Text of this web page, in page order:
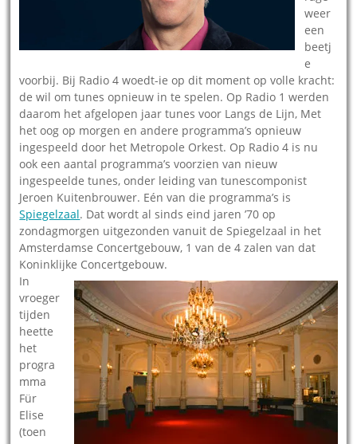
weer
een
beetj
e
voorbij. Bij Radio 4 woedt-ie op dit moment op volle kracht:
de wil om tunes opnieuw in te spelen. Op Radio 1 werden
daarom het afgelopen jaar tunes voor Langs de Lijn, Met
het oog op morgen en andere programma’s opnieuw
ingespeeld door het Metropole Orkest. Op Radio 4 is nu
ook een aantal programma’s voorzien van nieuw
ingespeelde tunes, onder leiding van tunescomponist
Jeroen Kuitenbrouwer. Eén van die programma’s is
Spiegelzaal. Dat wordt al sinds eind jaren ’70 op
zondagmorgen uitgezonden vanuit de Spiegelzaal in het
Amsterdamse Concertgebouw, 1 van de 4 zalen van dat
Koninklijke Concertgebouw.
In
vroeger
tijden
heette
het
progra
mma
Für
Elise
(toen